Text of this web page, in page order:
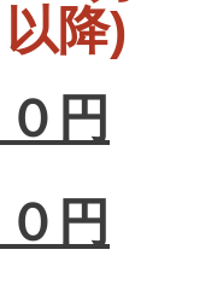
０
円
円